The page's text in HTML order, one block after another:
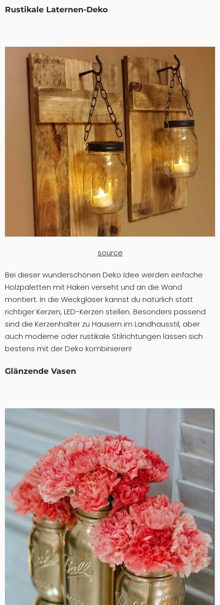
Rustikale Laternen-Deko
source
Bei dieser wunderschönen Deko Idee werden einfache
Holzpaletten mit Haken verseht und an die Wand
montiert. In die Weckgläser kannst du natürlich statt
richtiger Kerzen, LED-Kerzen stellen. Besonders passend
sind die Kerzenhalter zu Häusern im Landhausstil, aber
auch moderne oder rustikale Stilrichtungen lassen sich
bestens mit der Deko kombinieren!
Glänzende Vasen